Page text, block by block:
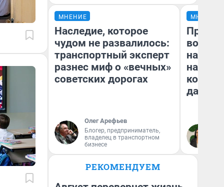
МНЕНИЕ
Наследие, которое
чудом не развалилось:
транспортный эксперт
разнес миф о «вечных»
советских дорогах
Олег Арефьев
Блогер, предприниматель,
владелец в транспортном
бизнесе
МНЕНИЕ
нам
даже
РЕКОМЕНДУЕМ